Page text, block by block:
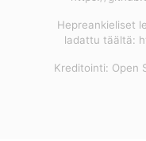
Hepreankieliset
ladattu täältä:
Kreditointi: Open